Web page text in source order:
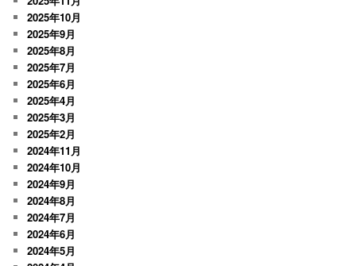
2025年10月
2025年9月
2025年8月
2025年7月
2025年6月
2025年4月
2025年3月
2025年2月
2024年11月
2024年10月
2024年9月
2024年8月
2024年7月
2024年6月
2024年5月